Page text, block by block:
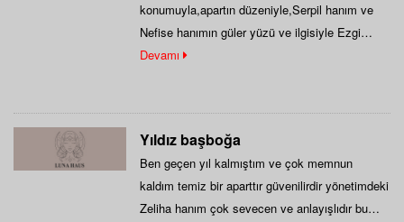
konumuyla,apartın düzeniyle,Serpil hanım ve
Nefise hanımın güler yüzü ve ilgisiyle Ezgi
Apartı tercih ettim ve 5 yıldır…
Devamı
Yıldız başboğa
Ben geçen yıl kalmıştım ve çok memnun
kaldım temiz bir aparttır güvenilirdir yönetimdeki
Zeliha hanım çok sevecen ve anlayışlıdır bu…